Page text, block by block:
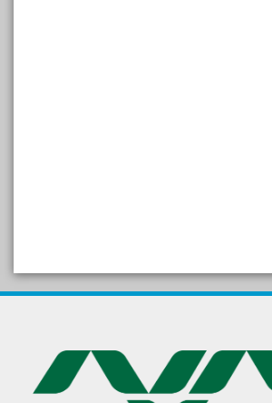
દેશી ગાય આધારિત પ્રાકૃતિક ખેતી
भारतीय कृषि प्रवेश परीक्षा 2020